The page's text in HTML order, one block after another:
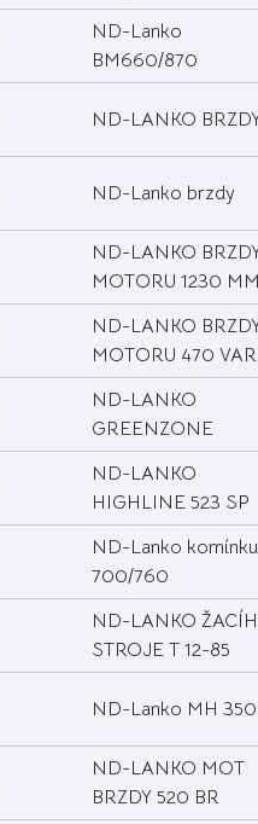
ND-Lanko
BM660/870
ND-LANKO
ND-Lanko brzdy
ND-LANKO
MOTORU 1230
ND-LANKO
MOTORU 470
ND-LANKO
GREENZONE
ND-LANKO
HIGHLINE 523 SP
ND-Lanko komínku
700/760
ND-LANKO
STROJE T 12-85
ND-Lanko MH
ND-LANKO MOT
BRZDY 520 BR